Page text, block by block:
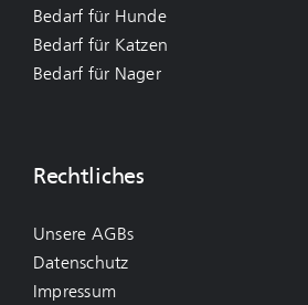
Bedarf für Hunde
Bedarf für Katzen
Bedarf für Nager
Rechtliches
Unsere AGBs
Datenschutz
Impressum